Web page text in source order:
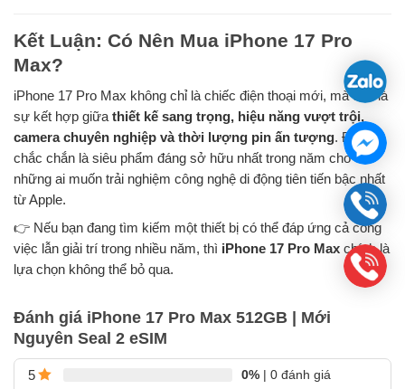
Kết Luận: Có Nên Mua iPhone 17 Pro
Max?
iPhone 17 Pro Max không chỉ là chiếc điện thoại mới, mà còn là
sự kết hợp giữathiết kế sang trọng, hiệu năng vượt trội,
camera chuyên nghiệp và thời lượng pin ấn tượng. Đây
chắc chắn là siêu phẩm đáng sở hữu nhất trong năm cho
những ai muốn trải nghiệm công nghệ di động tiên tiến bậc nhất
từ Apple.
👉 Nếu bạn đang tìm kiếm một thiết bị có thể đáp ứng cả công
việc lẫn giải trí trong nhiều năm, thì iPhone 17 Pro Max chính là
lựa chọn không thể bỏ qua.
Đánh giá iPhone 17 Pro Max 512GB | Mới
Nguyên Seal 2 eSIM
5 0% | 0 đánh giá